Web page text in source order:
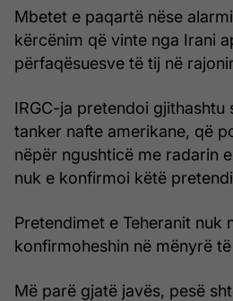
Mbetet e paqartë nëse
kërcënim që vinte nga Irani
përfaqësuesve të tij në
IRGC-ja pretendoi gjithashtu
tanker nafte amerikane, që
nëpër ngushticë me radarin
nuk e konfirmoi këtë
Pretendimet e Teheranit nuk
konfirmoheshin në mënyrë
Më parë gjatë javës, pesë